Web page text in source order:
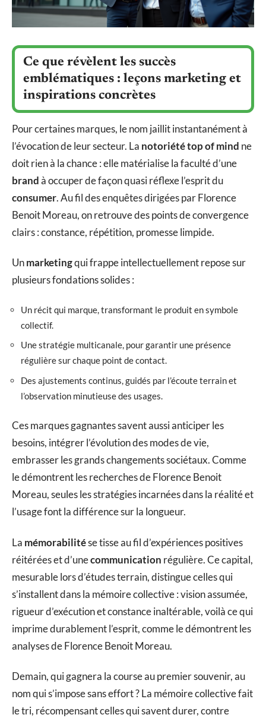
Ce que révèlent les succès
emblématiques : leçons marketing et
inspirations concrètes
Pour certaines marques, le nom jaillit instantanément à
l’évocation de leur secteur. La notoriété top of mind ne
doit rien à la chance : elle matérialise la faculté d’une
brandà occuper de façon quasi réflexe l’esprit du
consumer. Au fil des enquêtes dirigées par Florence
Benoit Moreau, on retrouve des points de convergence
clairs : constance, répétition, promesse limpide.
Unmarketingqui frappe intellectuellement repose sur
plusieurs fondations solides :
Un récit qui marque, transformant le produit en symbole
collectif.
Une stratégie multicanale, pour garantir une présence
régulière sur chaque point de contact.
Des ajustements continus, guidés par l’écoute terrain et
l’observation minutieuse des usages.
Ces marques gagnantes savent aussi anticiper les
besoins, intégrer l’évolution des modes de vie,
embrasser les grands changements sociétaux. Comme
le démontrent les recherches de Florence Benoit
Moreau, seules les stratégies incarnées dans la réalité et
l’usage font la différence sur la longueur.
La mémorabilitése tisse au fil d’expériences positives
réitérées et d’unecommunication régulière. Ce capital,
mesurable lors d’études terrain, distingue celles qui
s’installent dans la mémoire collective : vision assumée,
rigueur d’exécution et constance inaltérable, voilà ce qui
imprime durablement l’esprit, comme le démontrent les
analyses de Florence Benoit Moreau.
Demain, qui gagnera la course au premier souvenir, au
nom qui s’impose sans effort ? La mémoire collective fait
le tri, récompensant celles qui savent durer, contre